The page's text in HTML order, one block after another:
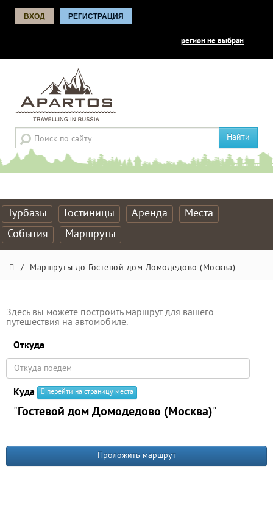
ВХОД РЕГИСТРАЦИЯ
регион не выбран
Найти
Турбазы Гостиницы Аренда
Места
События
Маршруты
/ Маршруты до Гостевой дом Домодедово (Москва)
Здесь вы можете построить маршрут для вашего
путешествия на автомобиле.
Откуда
Куда перейти на страницу места
"Гостевой дом Домодедово (Москва)"
Проложить маршрут